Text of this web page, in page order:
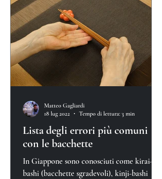
Lista degli errori più comuni
con le bacchette
In Giappone sono conosciuti come kirai-
bashi (bacchette sgradevoli), kinji-bashi
Matteo Gagliardi
18 lug 2022
Tempo di lettura: 3 min